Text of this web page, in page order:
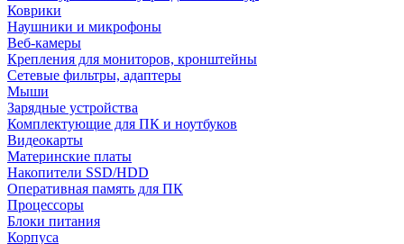
Коврики
Наушники и микрофоны
Веб-камеры
Крепления для мониторов, кронштейны
Сетевые фильтры, адаптеры
Мыши
Зарядные устройства
Комплектующие для ПК и ноутбуков
Видеокарты
Материнские платы
Накопители SSD/HDD
Оперативная память для ПК
Процессоры
Блоки питания
Корпуса